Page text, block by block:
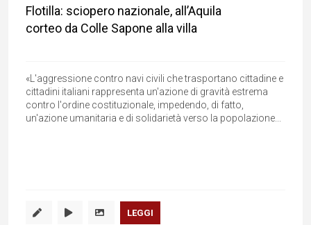
Flotilla: sciopero nazionale, all’Aquila
corteo da Colle Sapone alla villa
«L'aggressione contro navi civili che trasportano cittadine e
cittadini italiani rappresenta un'azione di gravità estrema
contro l'ordine costituzionale, impedendo, di fatto,
un'azione umanitaria e di solidarietà verso la popolazione...
LEGGI